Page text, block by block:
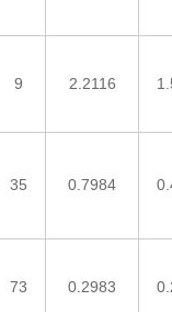
9 2.2116
35 0.7984
73 0.2983